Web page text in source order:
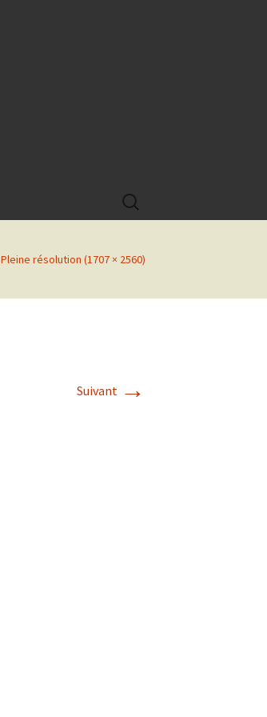
Rechercher :
Pleine résolution (1707 × 2560)
Suivant →